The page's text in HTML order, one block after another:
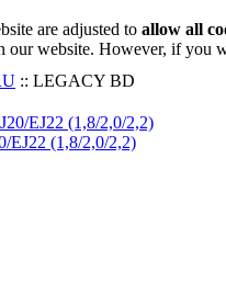
are adjusted to allow all
our website. However, if you
:: LEGACY BD
(1,8/2,0/2,2)